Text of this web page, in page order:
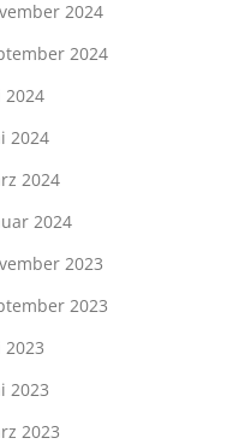
2024
2024
2024
2024
2024
2024
2023
2023
2023
2023
2023